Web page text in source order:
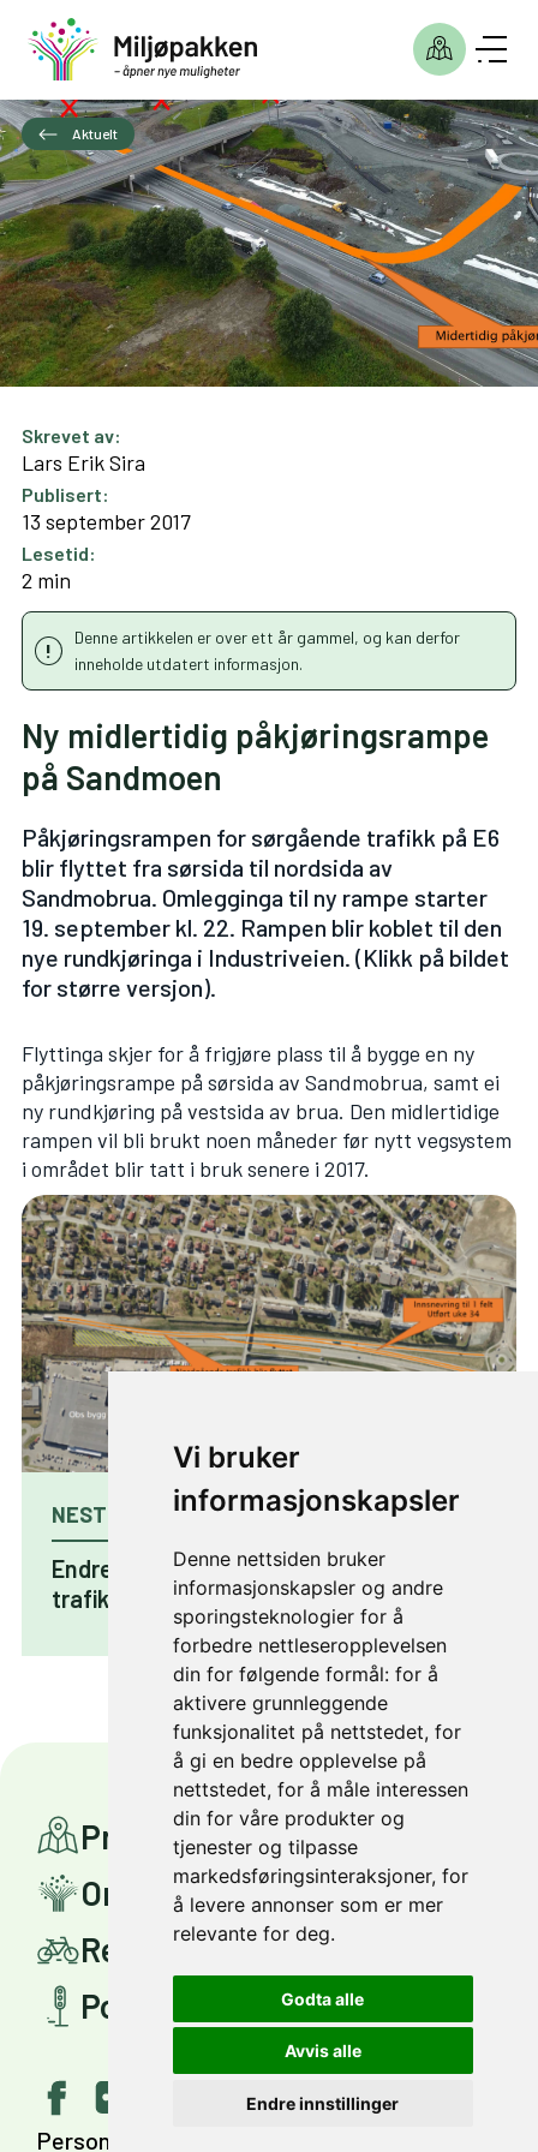
Vi bruker
informasjonskapsler
Denne nettsiden bruker
informasjonskapsler og andre
sporingsteknologier for å
forbedre nettleseropplevelsen
din for følgende formål: for å
aktivere grunnleggende
funksjonalitet på nettstedet, for
å gi en bedre opplevelse på
nettstedet, for å måle interessen
din for våre produkter og
tjenester og tilpasse
markedsføringsinteraksjoner, for
å levere annonser som er mer
relevante for deg.
Godta alle
Avvis alle
Endre innstillinger
Aktuelt
Skrevet av:
Lars Erik Sira
Publisert:
13 september 2017
Lesetid:
2 min
Denne artikkelen er over ett år gammel, og kan derfor
inneholde utdatert informasjon.
Ny midlertidig påkjøringsrampe
på Sandmoen
Påkjøringsrampen for sørgående trafikk på E6
blir flyttet fra sørsida til nordsida av
Sandmobrua. Omlegginga til ny rampe starter
19. september kl. 22. Rampen blir koblet til den
nye rundkjøringa i Industriveien. (Klikk på bildet
for større versjon).
Flyttinga skjer for å frigjøre plass til å bygge en ny
påkjøringsrampe på sørsida av Sandmobrua, samt ei
ny rundkjøring på vestsida av brua. Den midlertidige
rampen vil bli brukt noen måneder før nytt vegsystem
i området blir tatt i bruk senere i 2017.
NESTE ARTIKKEL
Endret kjøremønster for nordgående
trafikk på E6 på Tiller
Prosjekter
Om Miljøpakken
Reis smartere
Politisk styring
Personvern